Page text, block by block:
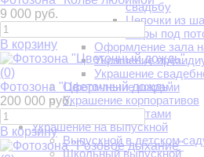
свадьбу
Цепочки из
Шары под
Оформление зала
Украшение
Украшение
Оформление шарами
Украшение корпоративов
Украшение цветами
Украшение на выпускной
Выпускной в детском
Школьный выпускной
9 000 руб.
В корзину
(0)
Фотозона "Цветочный дождь"
200 000 руб.
В корзину